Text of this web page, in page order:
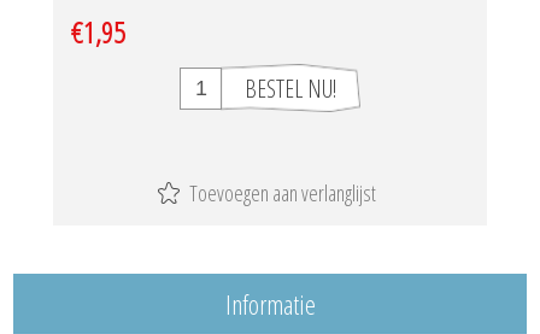
€1,95
Informatie